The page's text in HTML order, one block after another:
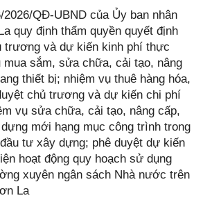
2026/QĐ-UBND của Ủy ban nhân
quy định thẩm quyền quyết định
trương và dự kiến kinh phí thực
mua sắm, sửa chữa, cải tạo, nâng
thiết bị; nhiệm vụ thuê hàng hóa,
chủ trương và dự kiến chi phí
vụ sửa chữa, cải tạo, nâng cấp,
mới hạng mục công trình trong
tư xây dựng; phê duyệt dự kiến
hoạt động quy hoạch sử dụng
xuyên ngân sách Nhà nước trên
La